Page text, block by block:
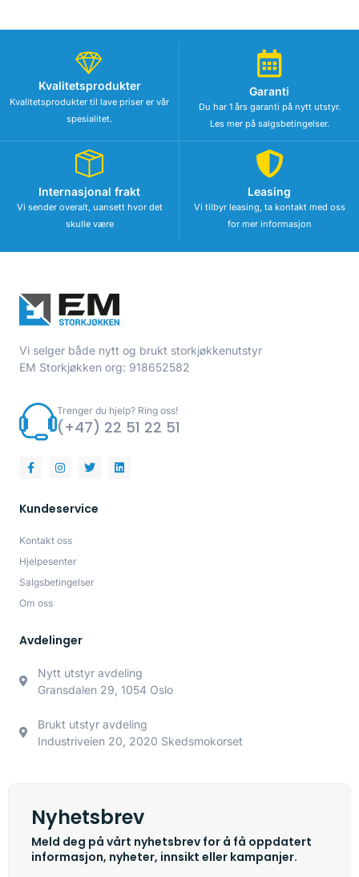
Kvalitetsprodukter
Kvalitetsprodukter til lave priser er vår
spesialitet.
Garanti
Du har 1 års garanti på nytt utstyr.
Les mer på salgsbetingelser.
Internasjonal frakt
Vi sender overalt, uansett hvor det
skulle være
Leasing
Vi tilbyr leasing, ta kontakt med oss
for mer informasjon
Vi selger både nytt og brukt storkjøkkenutstyr
EM Storkjøkken org: 918652582
Trenger du hjelp? Ring oss!
(+47) 22 51 22 51
Kundeservice
Kontakt oss
Hjelpesenter
Salgsbetingelser
Om oss
Avdelinger
Nytt utstyr avdeling
Gransdalen 29, 1054 Oslo
Brukt utstyr avdeling
Industriveien 20, 2020 Skedsmokorset
Nyhetsbrev
Meld deg på vårt nyhetsbrev for å få oppdatert
informasjon, nyheter, innsikt eller kampanjer.